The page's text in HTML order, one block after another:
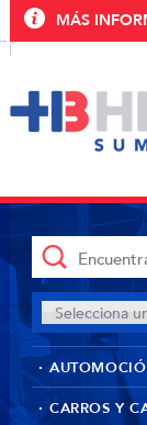
MÁS
Selecciona
CARROS Y